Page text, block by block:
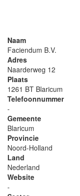
Naam
Faciendum B.V.
Adres
Naarderweg 12
Plaats
1261 BT Blaricum
Telefoonnummer
-
Gemeente
Blaricum
Provincie
Noord-Holland
Land
Nederland
Website
-